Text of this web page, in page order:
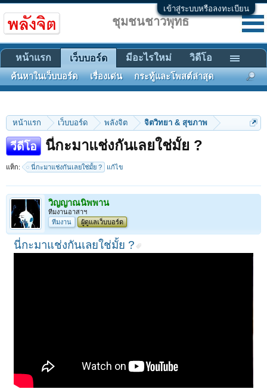
เข้าสู่ระบบหรือลงทะเบียน
หน้าแรก เว็บบอร์ด พลังจิต จิตวิทยา & สุขภาพ
วีดีโอ นี่กะมาแช่งกันเลยใช่มั้ย ?
แท็ก: นี่กะมาแช่งกันเลยใช่มั้ย ? แก้ไข
วิญญาณนิพพาน
ทีมงานอาสาฯ
ทีมงาน
ผู้ดูแลเว็บบอร์ด
นี่กะมาแช่งกันเลยใช่มั้ย ?
ชุมชนชาวพุทธ
หน้าแรก เว็บบอร์ด
ค้นหาในเว็บบอร์ด เรื่องเด่น กระทู้และโพสต์ล่าสุด
มีอะไรใหม่ วิดีโอ